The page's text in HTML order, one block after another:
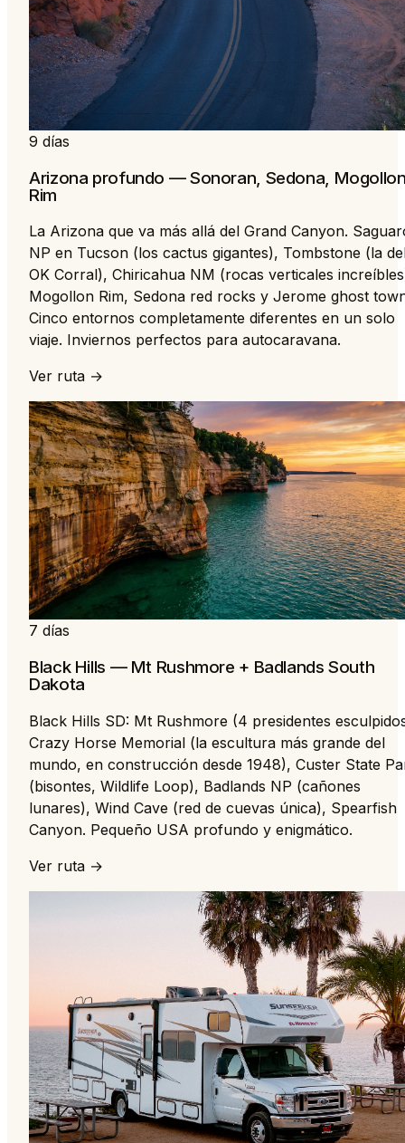
9 días
Arizona profundo — Sonoran, Sedona,
Rim
La Arizona que va más allá del Grand Canyon.
NP en Tucson (los cactus gigantes), Tombstone (la
OK Corral), Chiricahua NM (rocas verticales
Mogollon Rim, Sedona red rocks y Jerome ghost
Cinco entornos completamente diferentes en un solo
viaje. Inviernos perfectos para autocaravana.
Ver ruta →
7 días
Black Hills — Mt Rushmore + Badlands South
Dakota
Black Hills SD: Mt Rushmore (4 presidentes
Crazy Horse Memorial (la escultura más grande del
mundo, en construcción desde 1948), Custer State
(bisontes, Wildlife Loop), Badlands NP (cañones
lunares), Wind Cave (red de cuevas única), Spearfish
Canyon. Pequeño USA profundo y enigmático.
Ver ruta →